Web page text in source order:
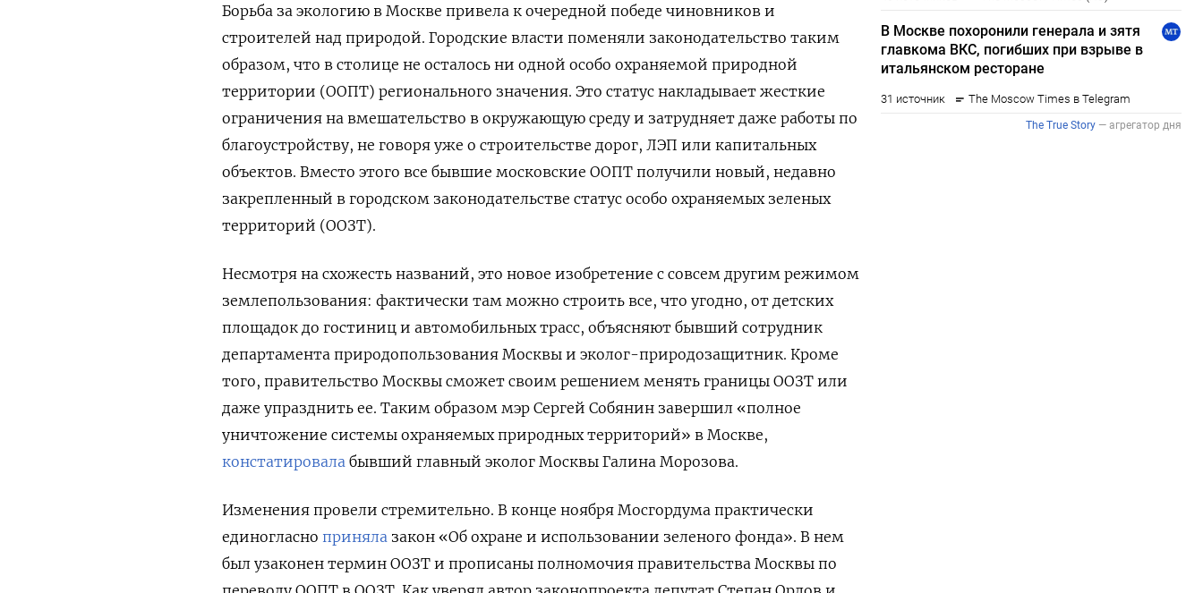
Борьба за экологию в Москве привела к очередной победе чиновников и
строителей над природой. Городские власти поменяли законодательство таким
образом, что в столице не осталось ни одной особо охраняемой природной
территории (ООПТ) регионального значения. Это статус накладывает жесткие
ограничения на вмешательство в окружающую среду и затрудняет даже работы по
благоустройству, не говоря уже о строительстве дорог, ЛЭП или капитальных
объектов. Вместо этого все бывшие московские ООПТ получили новый, недавно
закрепленный в городском законодательстве статус особо охраняемых зеленых
территорий (ООЗТ).
Несмотря на схожесть названий, это новое изобретение с совсем другим режимом
землепользования: фактически там можно строить все, что угодно, от детских
площадок до гостиниц и автомобильных трасс, объясняют бывший сотрудник
департамента природопользования Москвы и эколог-природозащитник. Кроме
того, правительство Москвы сможет своим решением менять границы ООЗТ или
даже упразднить ее. Таким образом мэр Сергей Собянин завершил «полное
уничтожение системы охраняемых природных территорий» в Москве,
констатировала бывший главный эколог Москвы Галина Морозова.
Изменения провели стремительно. В конце ноября Мосгордума практически
единогласно приняла закон «Об охране и использовании зеленого фонда». В нем
был узаконен термин ООЗТ и прописаны полномочия правительства Москвы по